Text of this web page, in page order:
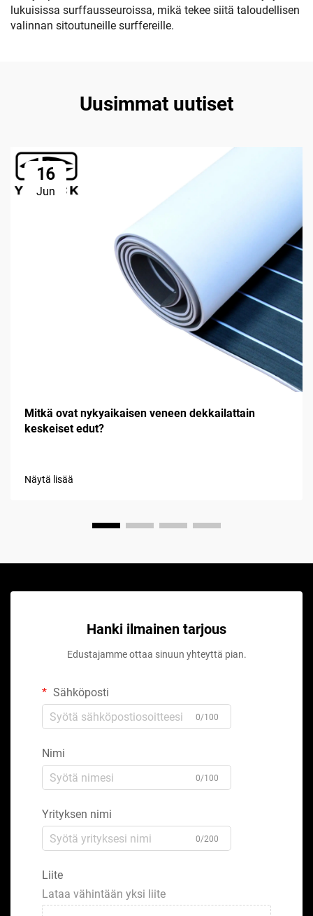
lukuisissa surffausseuroissa, mikä tekee siitä taloudellisen
valinnan sitoutuneille surffereille.
Uusimmat uutiset
16
Jun
Mitkä ovat nykyaikaisen veneen dekkailattain
keskeiset edut?
Näytä lisää
Hanki ilmainen tarjous
Edustajamme ottaa sinuun yhteyttä pian.
Sähköposti
0/100
Nimi
0/100
Yrityksen nimi
0/200
Liite
Lataa vähintään yksi liite